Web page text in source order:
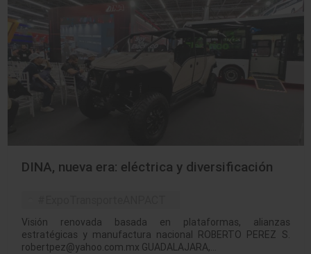
DINA, nueva era: eléctrica y diversificación
Visión renovada basada en plataformas, alianzas
estratégicas y manufactura nacional ROBERTO PEREZ S.
robertpez@yahoo.com.mx GUADALAJARA,…